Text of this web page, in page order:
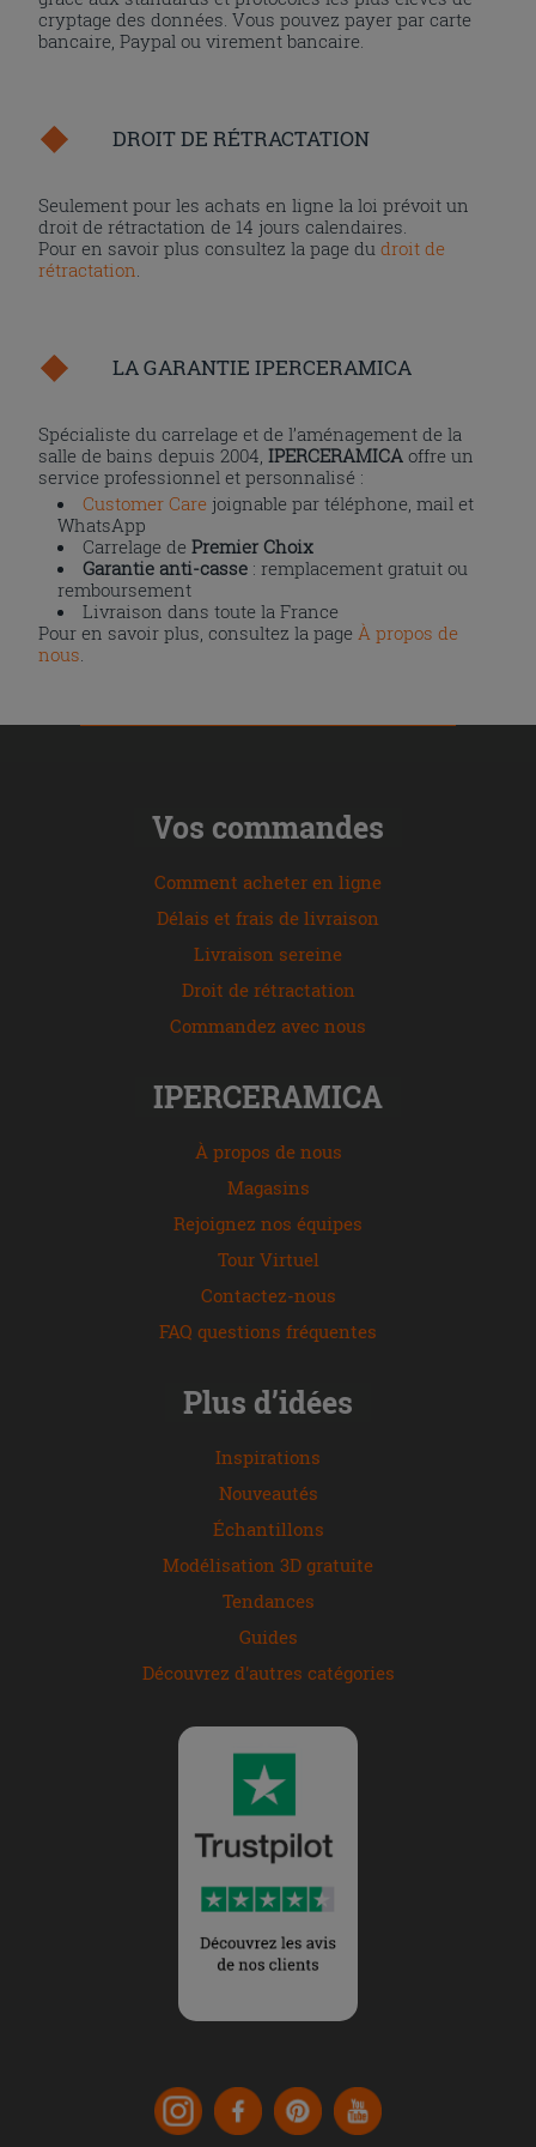
cryptage des données. Vous pouvez payer par carte
bancaire, Paypal ou virement bancaire.
DROIT DE RÉTRACTATION
Seulement pour les achats en ligne la loi prévoit un
droit de rétractation de 14 jours calendaires.
Pour en savoir plus consultez la page dudroit de
rétractation.
LA GARANTIE IPERCERAMICA
Spécialiste du carrelage et de l’aménagement de la
salle de bains depuis 2004,IPERCERAMICA offre un
service professionnel et personnalisé :
Customer Care joignable par téléphone, mail et
WhatsApp
Carrelage dePremier Choix
Garantie anti-casse : remplacement gratuit ou
remboursement
Livraison dans toute la France
Pour en savoir plus, consultez la pageÀ propos de
nous.
Vos commandes
Comment acheter en ligne
Délais et frais de livraison
Livraison sereine
Droit de rétractation
Commandez avec nous
IPERCERAMICA
À propos de nous
Magasins
Rejoignez nos équipes
Tour Virtuel
Contactez-nous
FAQ questions fréquentes
Plus d’idées
Inspirations
Nouveautés
Échantillons
Modélisation 3D gratuite
Tendances
Guides
Découvrez d'autres catégories